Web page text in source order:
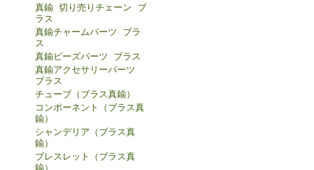
真鍮 切り売りチェーン ブ
ラス
真鍮チャームパーツ ブラ
ス
真鍮ビーズパーツ ブラス
真鍮アクセサリーパーツ
ブラス
チューブ（ブラス真鍮）
コンポーネント（ブラス真
鍮）
シャンデリア（ブラス真
鍮）
ブレスレット（ブラス真
鍮）